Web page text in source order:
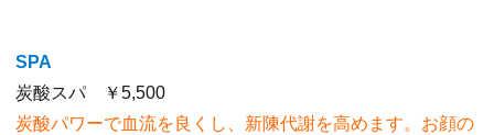
SPA
炭酸スパ ￥5,500
炭酸パワーで血流を良くし、新陳代謝を高めます。お顔の